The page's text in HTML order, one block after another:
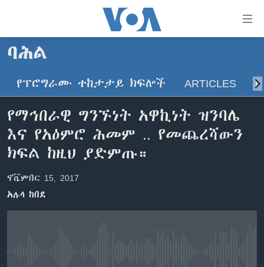
ማገናኛዎች
ዋናው
ይዘት
ወደ
ዋናው
ይዘት
እለፍ
ወደ
ዋናው
ዜና
ኢትዮጵያ
አሜሪካ
ኑሮ በጤንነት
ከምሽቱ ሦስት ሰዓት የአማርኛ ዜና
ቪዲዮ
ክምችት
ባሕል
የፕሮግራሙ ተከታታይ ክፍሎች ARTICLES
የማኅበራዊ ግንኙነት አዋኪነት ዝንባሌ
እና የአዕምሮ ሕመም .. የመጨረሻውን
ክፍል ከዚህ ያድምጡ።
ኖቬምበር 15, 2017
አሉላ ከበደ